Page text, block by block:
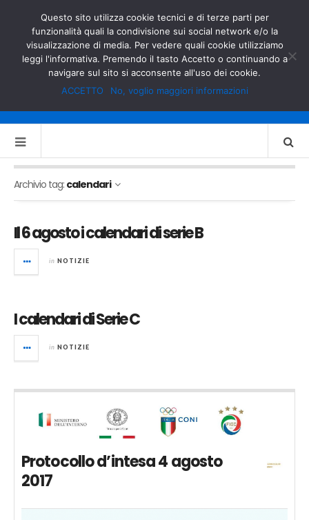
MINISTERO DELL’INTERNO
GOVERNO.IT
Archivio tag: calendari
Il 6 agosto i calendari di serie B
in NOTIZIE
I calendari di Serie C
in NOTIZIE
Protocollo d’intesa 4 agosto
2017
Questo sito utilizza cookie tecnici e di terze parti per
funzionalità quali la condivisione sui social network e/o la
visualizzazione di media. Per vedere quali cookie utilizziamo
leggi l'informativa. Premendo il tasto Accetto o continuando a
navigare sul sito si acconsente all'uso dei cookie.
ACCETTO
No, voglio maggiori informazioni